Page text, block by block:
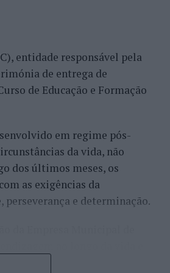
jovens com deficiência,
comunidade.
os projetos com base em
bem classificados em
a Conferência de
entidade responsável pela
de entrega de
de Educação e Formação
em regime pós-
da vida, não
dos últimos meses, os
as exigências da
e determinação.
educação é um dos mais